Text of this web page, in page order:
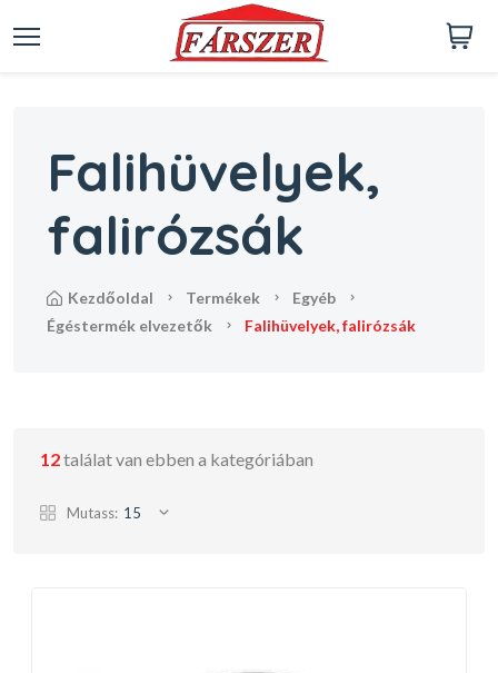
Falihüvelyek,
falirózsák
kezdőoldal termékek
egyéb
égéstermék elvezetők
falihüvelyek, falirózsák
12találat van ebben a kategóriában
Mutass: 15